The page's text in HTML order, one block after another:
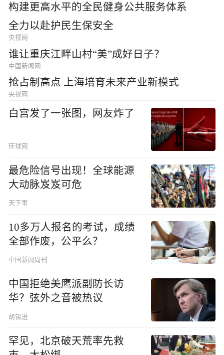
构建更高水平的全民健身公共服务体系
全力以赴护民生保安全
央视网
谁让重庆江畔山村“美”成好日子？
中国新闻网
抢占制高点 上海培育未来产业新模式
央视网
白宫发了一张图，网友炸了
环球网
最危险信号出现！全球能源
大动脉岌岌可危
天下事
10多万人报名的考试，成绩
全部作废，公平么？
中国新闻周刊
中国拒绝美鹰派副防长访
华？弦外之音被热议
胡锡进
罕见，北京破天荒率先救